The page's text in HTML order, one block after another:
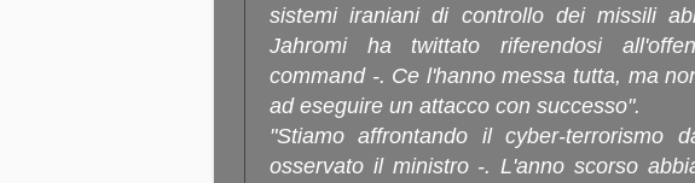
sistemi iraniani di controllo dei missili
Jahromi ha twittato riferendosi
command -. Ce l'hanno messa tutta, ma
ad eseguire un attacco con successo".
"Stiamo affrontando il cyber-terrorismo
osservato il ministro -. L'anno scorso